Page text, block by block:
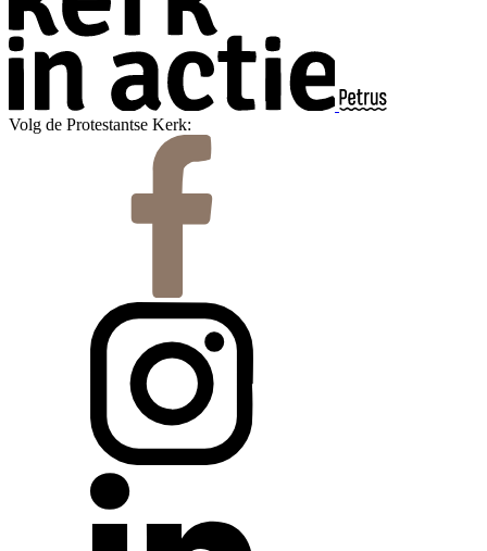
Volg de Protestantse Kerk: